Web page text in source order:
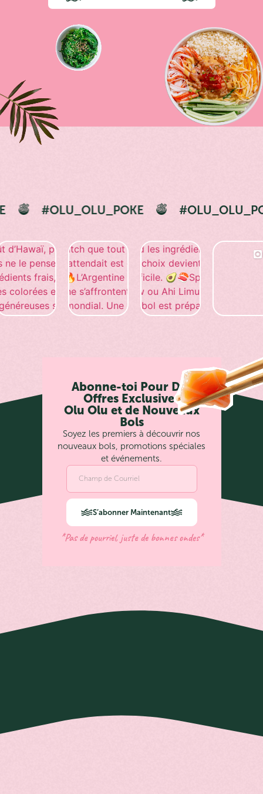
#OLU_OLU_POKE
Abonne-toi Pour Des
Offres Exclusives
Olu Olu et de Nouveaux
Bols
Soyez les premiers à découvrir nos
nouveaux bols, promotions spéciales
et événements.
S’abonner Maintenant
*Pas de pourriel, juste de bonnes ondes*